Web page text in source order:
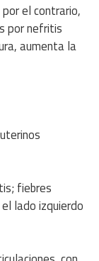
el contrario,
por nefritis
aumenta la
fiebres
lado izquierdo